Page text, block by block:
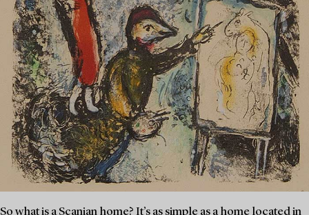
So what is a Scanian home? It’s as simple as a home located in